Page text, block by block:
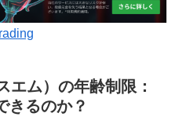
ム）の年齢制限：
きるのか？